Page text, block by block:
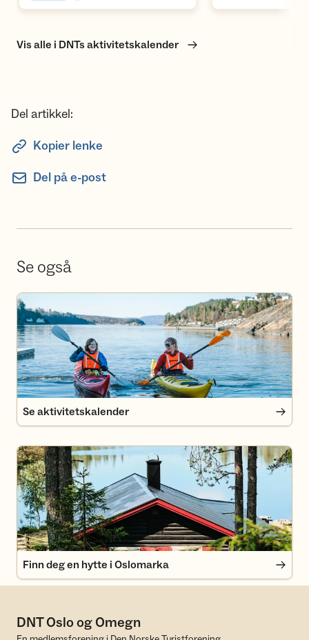
Vis alle i DNTs aktivitetskalender
Del artikkel:
Kopier lenke
Del på e-post
Se også
Se aktivitetskalender
Se aktivitetskalender
Finn deg en hytte i Oslomarka
Finn deg en hytte i Oslomarka
DNT Oslo og Omegn